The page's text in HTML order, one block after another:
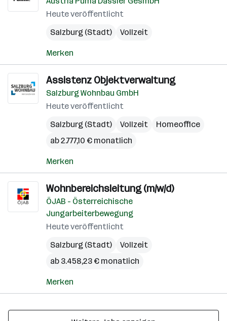
Heute veröffentlicht
Salzburg (Stadt)
Vollzeit
Merken
Assistenz Objektverwaltung
Salzburg Wohnbau GmbH
Heute veröffentlicht
Salzburg (Stadt)
Vollzeit
Homeoffice
ab 2.777,10 € monatlich
Merken
Wohnbereichsleitung (m/w/d)
ÖJAB - Österreichische
Jungarbeiterbewegung
Heute veröffentlicht
Salzburg (Stadt)
Vollzeit
ab 3.458,23 € monatlich
Merken